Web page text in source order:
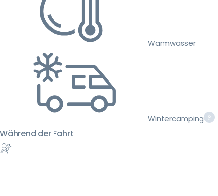
Warmwasser
Wintercamping
Während der Fahrt